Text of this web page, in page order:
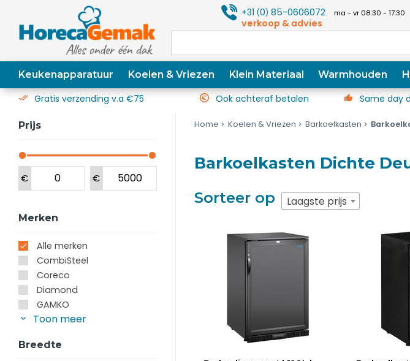
+31(0) 85-0606072 ma - vr 08:30 - 17:30
verkoop & advies
Keukenapparatuur Koelen & Vriezen Klein Materiaal Warmhouden
Gratis verzending v.a €75 Ook achteraf betalen Same day
Prijs
€ €
Merken
Alle merken
CombiSteel
Coreco
Diamond
GAMKO
Toon meer
Breedte
Home Koelen & Vriezen Barkoelkasten
Barkoelkasten Dichte
Sorteer op Laagste prijs